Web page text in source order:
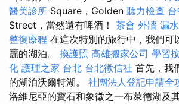
醫美診所 Square，Golden 聽力檢查
Street，當然還有啤酒！ 茶會 外牆 漏水
整復療程 在這次特別的旅行中，我們可
麗的湖泊。 換護照 高雄搬家公司 學習
化 護理之家 台北 台北徵信社 首先，我
的湖泊沃爾特湖。 社團法人登記申請全
洛維尼亞的寶石和象徵之一布萊德湖及